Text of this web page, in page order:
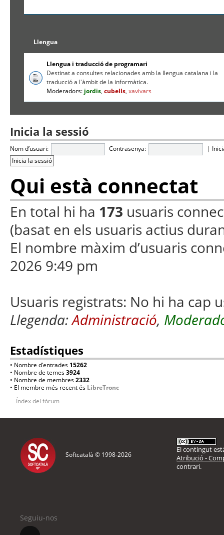
Llengua
Llengua i traducció de programari
Destinat a consultes relacionades amb la llengua catalana i la
traducció a l'àmbit de la informàtica.
Moderadors: jordis,cubells,xavivars
Inicia la sessió
Nom d’usuari: Contrasenya: |
Qui està connectat
En total hi ha 173 usuaris
(basat en els usuaris actius
El nombre màxim d’usuaris
2026 9:49 pm
Usuaris registrats: No hi ha cap
Llegenda:Administració,
Estadístiques
• Nombre d’entrades 15262
• Nombre de temes3924
• Nombre de membres2332
• El membre més recent és LibreTronc
Índex del fòrum
Softcatalà © 1998-2026
El contingut
Atribució -
contrari.
Seguiu-nos